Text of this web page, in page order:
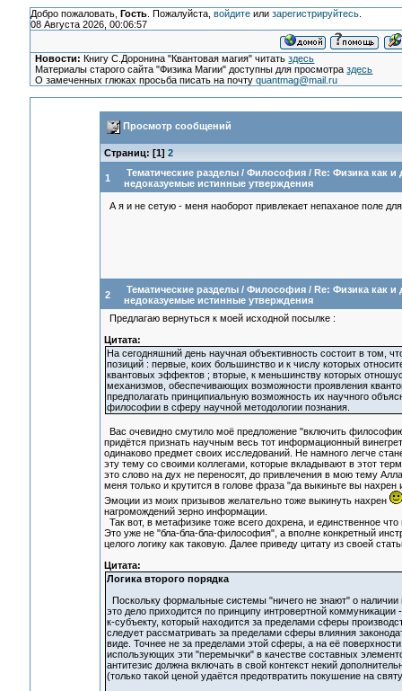
Добро пожаловать, Гость. Пожалуйста, войдитеили зарегистрируйтесь.
08 Августа 2026, 00:06:57
Новости: Книгу С.Доронина "Квантовая магия" читатьздесь
Материалы старого сайта "Физика Магии" доступны для просмотраздесь
О замеченных глюках просьба писать на почтуquantmag@mail.ru
Просмотр сообщений
Страниц: [1] 2
1 Тематические разделы/ Философия/ Re: Физика как и
недоказуемые истинные утверждения
А я и не сетую - меня наоборот привлекает непаханое поле
2 Тематические разделы/ Философия/ Re: Физика как и
недоказуемые истинные утверждения
Предлагаю вернуться к моей исходной посылке :
Цитата:
На сегодняшний день научная объективность состоит в том,
позиций : первые, коих большинство и к числу которых
квантовых эффектов ; вторые, к меньшинству которых
механизмов, обеспечивающих возможности проявления
предполагать принципиальную возможность их научного
философии в сферу научной методологии познания.
Вас очевидно смутило моё предложение "включить
придётся признать научным весь тот информационный
одинаково предмет своих исследований. Не намного легче
эту тему со своими коллегами, которые вкладывают в этот
это слово на дух не переносят, до привлечения в мою тему
меня только и крутится в голове фраза "да выкиньте вы
Эмоции из моих призывов желательно тоже выкинуть нахрен
нагромождений зерно информации.
Так вот, в метафизике тоже всего дохрена, и единственное
Это уже не "бла-бла-бла-философия", а вполне конкретный
целого логику как таковую. Далее приведу цитату из своей
Цитата:
Логика второго порядка
Поскольку формальные системы "ничего не знают" о
это дело приходится по принципу интровертной
к-субъекту, который находится за пределами сферы
следует рассматривать за пределами сферы влияния
виде. Точнее не за пределами этой сферы, а на её
использующих эти "перемычки" в качестве составных
антитезис должна включать в свой контекст некий
(только такой ценой удаётся предотвратить покушение на